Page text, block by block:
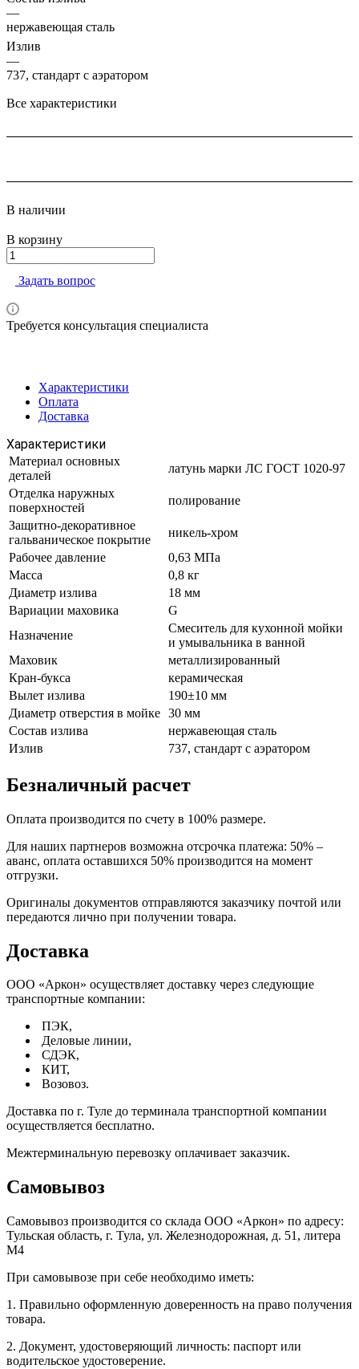
—
нержавеющая сталь
Излив
—
737, стандарт с аэратором
Все характеристики
В наличии
В корзину
Задать вопрос
Требуется консультация специалиста
Характеристики
Оплата
Доставка
Характеристики
Материал основных
деталей
латунь марки ЛС ГОСТ 1020-97
Отделка наружных
поверхностей
полирование
Защитно-декоративное
гальваническое покрытие
никель-хром
Рабочее давление
0,63 МПа
Масса
0,8 кг
Диаметр излива
18 мм
Вариации маховика
G
Назначение
Смеситель для кухонной мойки
и умывальника в ванной
Маховик
металлизированный
Кран-букса
керамическая
Вылет излива
190±10 мм
Диаметр отверстия в мойке 30 мм
Состав излива
нержавеющая сталь
Излив
737, стандарт с аэратором
Безналичный расчет
Оплата производится по счету в 100% размере.
Для наших партнеров возможна отсрочка платежа: 50% –
аванс, оплата оставшихся 50% производится на момент
отгрузки.
Оригиналы документов отправляются заказчику почтой или
передаются лично при получении товара.
Доставка
ООО «Аркон» осуществляет доставку через следующие
транспортные компании:
ПЭК,
Деловые линии,
СДЭК,
КИТ,
Возовоз.
Доставка по г. Туле до терминала транспортной компании
осуществляется бесплатно.
Межтерминальную перевозку оплачивает заказчик.
Самовывоз
Самовывоз производится со склада ООО «Аркон» по адресу:
Тульская область, г. Тула, ул. Железнодорожная, д. 51, литера
М4
При самовывозе при себе необходимо иметь:
1. Правильно оформленную доверенность на право получения
товара.
2. Документ, удостоверяющий личность: паспорт или
водительское удостоверение.